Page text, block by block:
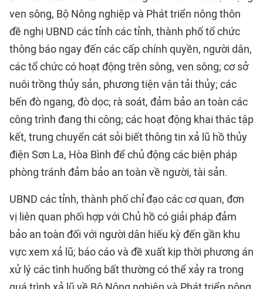
ven sông, Bộ Nông nghiệp và Phát triển nông thôn
đề nghị UBND các tỉnh các tỉnh, thành phố tổ chức
thông báo ngay đến các cấp chính quyền, người dân,
các tổ chức có hoạt động trên sông, ven sông; cơ sở
nuôi trồng thủy sản, phương tiện vận tải thủy; các
bến đò ngang, đò dọc; rà soát, đảm bảo an toàn các
công trình đang thi công; các hoạt động khai thác tập
kết, trung chuyển cát sỏi biết thông tin xả lũ hồthủy
điện Sơn La, Hòa Bình để chủ động các biện pháp
phòng tránh đảm bảo an toàn về người, tài sản.
UBND các tỉnh, thành phố chỉ đạo các cơ quan, đơn
vị liên quan phối hợp với Chủ hồ có giải pháp đảm
bảo an toàn đối với người dân hiếu kỳ đến gần khu
vực xem xả lũ; báo cáo và đề xuất kịp thời phương án
xử lý các tình huống bất thường có thể xảy ra trong